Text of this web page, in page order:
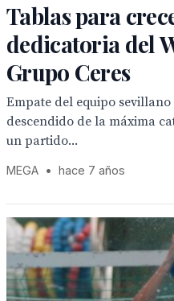
Tablas para
dedicatoria del
Grupo Ceres
Empate del equipo
descendido de la máxima
un partido...
MEGA • hace 7 años